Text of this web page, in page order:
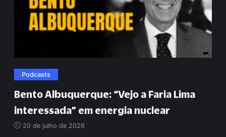
Podcasts
Bento Albuquerque: “Vejo a Faria Lima
interessada” em energia nuclear
20 de julho de 2026